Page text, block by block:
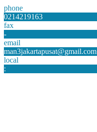
phone
0214219163
fax
-
email
man3jakartapusat@gmail.com
local
: